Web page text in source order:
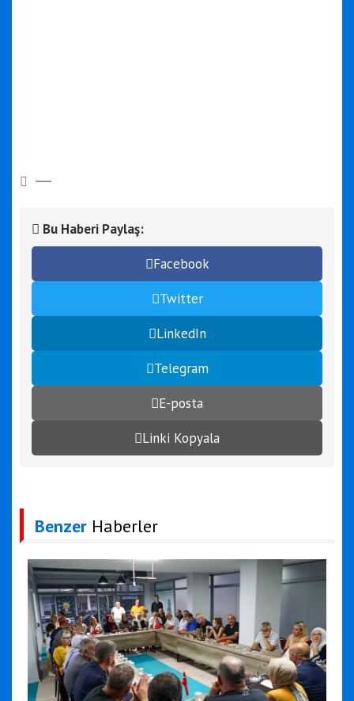
Bu Haberi Paylaş:
Facebook
Twitter
LinkedIn
Telegram
E-posta
Linki Kopyala
Benzer Haberler